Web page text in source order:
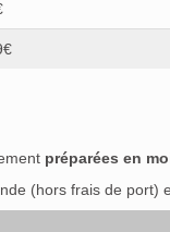
préparées en
(hors frais de port)